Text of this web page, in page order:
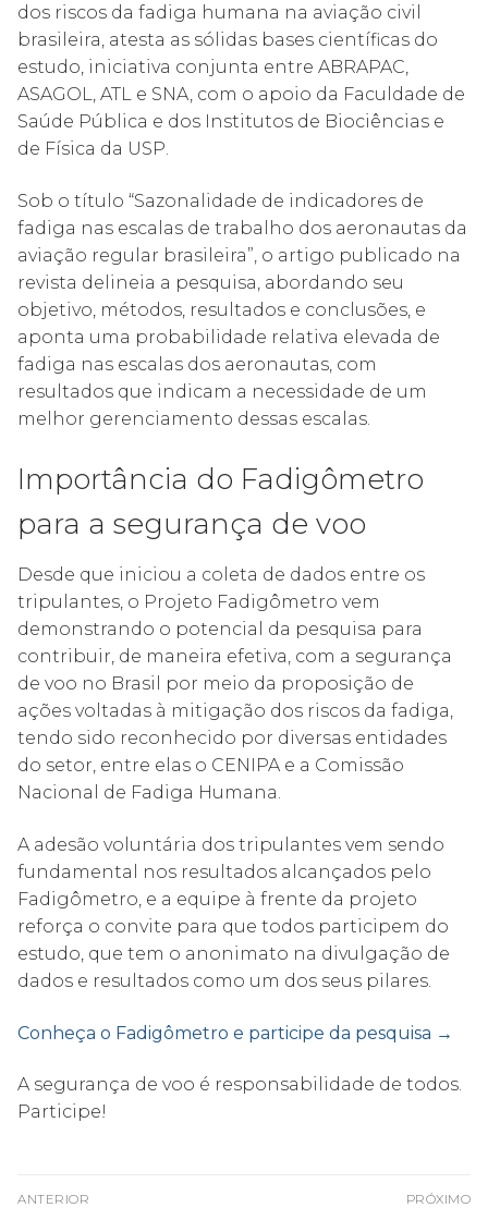
dos riscos da fadiga humana na aviação civil
brasileira, atesta as sólidas bases científicas do
estudo, iniciativa conjunta entre ABRAPAC,
ASAGOL, ATL e SNA, com o apoio da Faculdade de
Saúde Pública e dos Institutos de Biociências e
de Física da USP.
Sob o título “Sazonalidade de indicadores de
fadiga nas escalas de trabalho dos aeronautas da
aviação regular brasileira”, o artigo publicado na
revista delineia a pesquisa, abordando seu
objetivo, métodos, resultados e conclusões, e
aponta uma probabilidade relativa elevada de
fadiga nas escalas dos aeronautas, com
resultados que indicam a necessidade de um
melhor gerenciamento dessas escalas.
Importância do Fadigômetro
para a segurança de voo
Desde que iniciou a coleta de dados entre os
tripulantes, o Projeto Fadigômetro vem
demonstrando o potencial da pesquisa para
contribuir, de maneira efetiva, com a segurança
de voo no Brasil por meio da proposição de
ações voltadas à mitigação dos riscos da fadiga,
tendo sido reconhecido por diversas entidades
do setor, entre elas o CENIPA e a Comissão
Nacional de Fadiga Humana.
A adesão voluntária dos tripulantes vem sendo
fundamental nos resultados alcançados pelo
Fadigômetro, e a equipe à frente da projeto
reforça o convite para que todos participem do
estudo, que tem o anonimato na divulgação de
dados e resultados como um dos seus pilares.
Conheça o Fadigômetro e participe da pesquisa →
A segurança de voo é responsabilidade de todos.
Participe!
Navegação
ANTERIOR PRÓXIMO